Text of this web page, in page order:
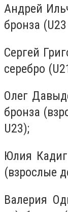
Андрей
бронза
Сергей
серебро
Олег
бронза
U23);
Юлия
(взрослые
Валерия